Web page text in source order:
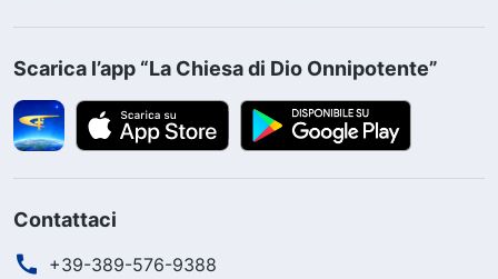
Scarica l’app “La Chiesa di Dio Onnipotente”
Contattaci
+39-389-576-9388